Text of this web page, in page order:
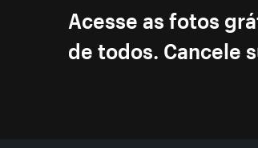
Acesse as fotos
de todos. Cancele